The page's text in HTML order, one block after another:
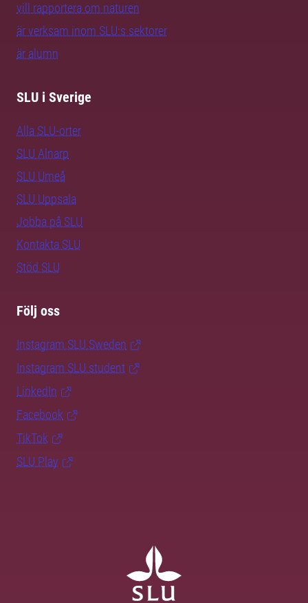
vill rapportera om naturen
är verksam inom SLU:s sektorer
är alumn
SLU i Sverige
Alla SLU-orter
SLU Alnarp
SLU Umeå
SLU Uppsala
Jobba på SLU
Kontakta SLU
Stöd SLU
Följ oss
Instagram SLU.Sweden
Instagram SLU.student
LinkedIn
Facebook
TikTok
SLU Play